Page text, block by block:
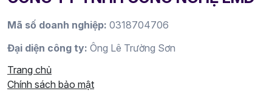
Mã số doanh nghiệp: 0318704706
Đại diện công ty: Ông Lê Trường Sơn
Trang chủ
Chính sách bảo mật